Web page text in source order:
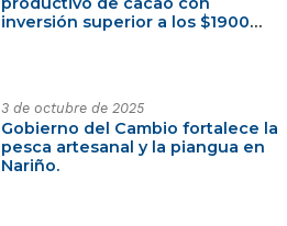
inversión superior a los $1900
3 de octubre de 2025
Gobierno del Cambio fortalece la
pesca artesanal y la piangua en
Nariño.